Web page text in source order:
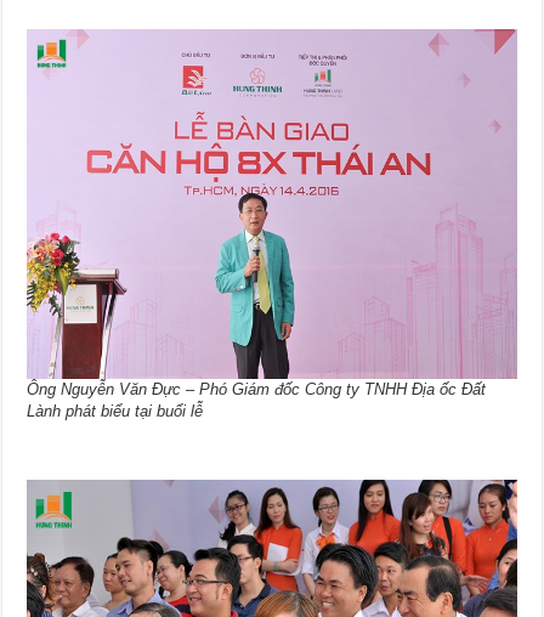
Ông Nguyễn Văn Đực – Phó Giám đốc Công ty TNHH Địa ốc Đất
Lành phát biểu tại buổi lễ